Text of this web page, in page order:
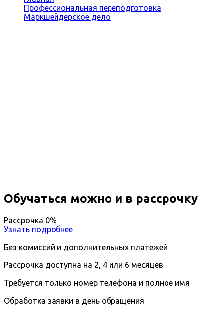
Профессиональная переподготовка
Маркшейдерское дело
Обучаться можно и в рассрочку
Рассрочка 0%
Узнать подробнее
Без комиссий и дополнительных платежей
Рассрочка доступна на 2, 4 или 6 месяцев
Требуется только номер телефона и полное имя
Обработка заявки в день обращения